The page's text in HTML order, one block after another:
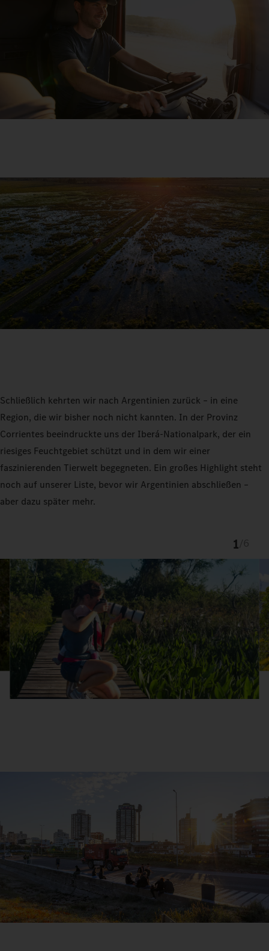
Schließlich kehrten wir nach Argentinien zurück – in eine
Region, die wir bisher noch nicht kannten. In der Provinz
Corrientes beeindruckte uns der Iberá-Nationalpark, der ein
riesiges Feuchtgebiet schützt und in dem wir einer
faszinierenden Tierwelt begegneten. Ein großes Highlight steht
noch auf unserer Liste, bevor wir Argentinien abschließen –
aber dazu später mehr.
1